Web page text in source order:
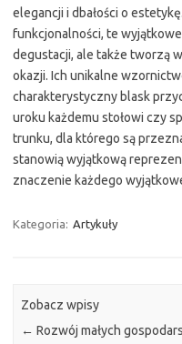
elegancji i dbałości o
funkcjonalności, te
degustacji, ale także tworzą
okazji. Ich unikalne
charakterystyczny blask
uroku każdemu stołowi czy
trunku, dla którego są
stanowią wyjątkową
znaczenie każdego
Kategoria: Artykuły
Zobacz wpisy
← Rozwój małych